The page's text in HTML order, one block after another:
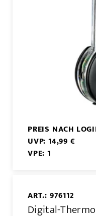
PREIS NACH
UVP: 14,99 €
VPE: 1
ART.: 976112
Digital-